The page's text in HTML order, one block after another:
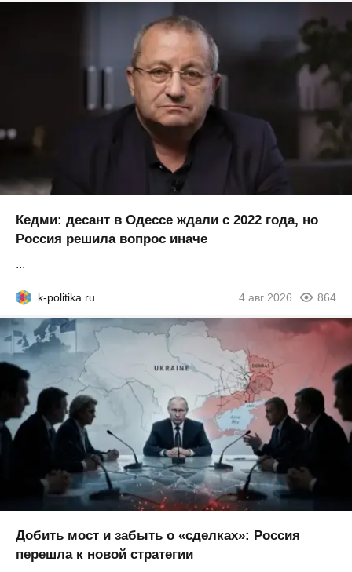
Кедми: десант в Одессе ждали с 2022 года, но
Россия решила вопрос иначе
...
k-politika.ru 4 авг 2026 864
Добить мост и забыть о «сделках»: Россия
перешла к новой стратегии